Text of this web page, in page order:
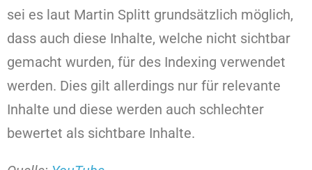
sei es laut Martin Splitt grundsätzlich möglich,
dass auch diese Inhalte, welche nicht sichtbar
gemacht wurden, für des Indexing verwendet
werden. Dies gilt allerdings nur für relevante
Inhalte und diese werden auch schlechter
bewertet als sichtbare Inhalte.